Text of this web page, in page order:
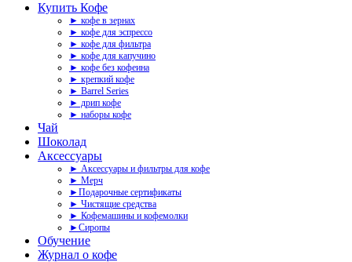
Купить Кофе
► кофе в зернах
► кофе для эспрессо
► кофе для фильтра
► кофе для капучино
► кофе без кофеина
► крепкий кофе
► Barrel Series
► дрип кофе
► наборы кофе
Чай
Шоколад
Аксессуары
► Аксессуары и фильтры для кофе
► Мерч
►Подарочные сертификаты
► Чистящие средства
► Кофемашины и кофемолки
►Сиропы
Обучение
Журнал о кофе